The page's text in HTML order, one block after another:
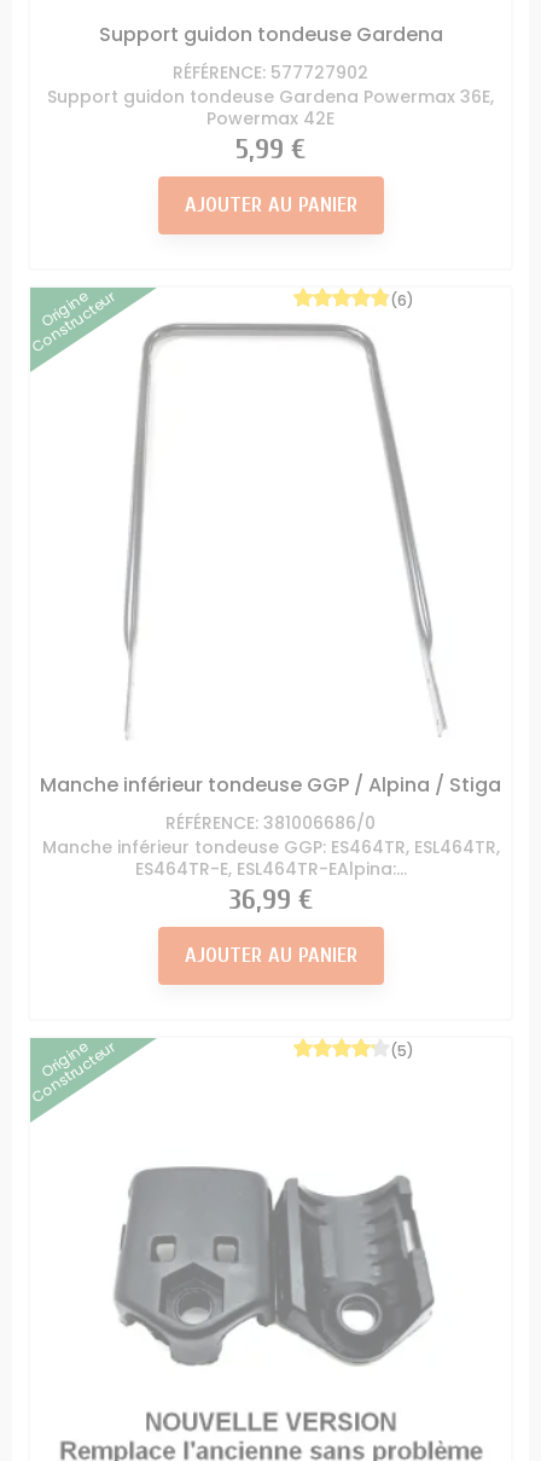
Support guidon tondeuse Gardena
RÉFÉRENCE: 577727902
Support guidon tondeuse Gardena Powermax 36E,
Powermax 42E
Prix
5,99 €
AJOUTER AU PANIER
Origine
Constructeur
Manche inférieur tondeuse GGP / Alpina / Stiga
RÉFÉRENCE: 381006686/0
Manche inférieur tondeuse GGP: ES464TR, ESL464TR,
ES464TR-E, ESL464TR-EAlpina:...
(6)
Prix
36,99 €
AJOUTER AU PANIER
Origine
Constructeur (5)